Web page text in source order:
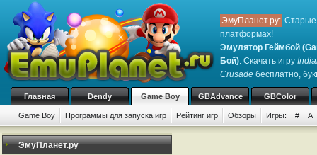
ЭмуПланет.ру: Старые
платформах!
Эмулятор Геймбой
Бой): Скачать игру
Crusade бесплатно,
Главная Dendy Game Boy GBAdvance GBColor
Game Boy Программы для запуска игр Рейтинг игр Обзоры Игры: # A
ЭмуПланет.ру